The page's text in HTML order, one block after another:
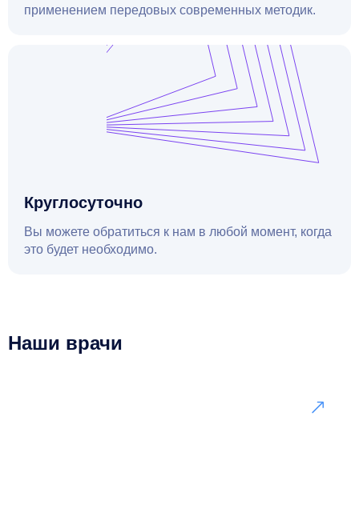
применением передовых современных методик.
Круглосуточно
Вы можете обратиться к нам в любой момент, когда
это будет необходимо.
Наши врачи